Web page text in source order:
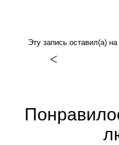
Эту запись оставил(а)
<